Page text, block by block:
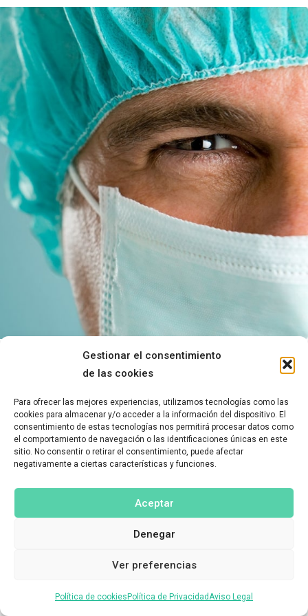
Gestionar el consentimiento
de las cookies
Para ofrecer las mejores experiencias, utilizamos tecnologías como las
cookies para almacenar y/o acceder a la información del dispositivo. El
consentimiento de estas tecnologías nos permitirá procesar datos como
el comportamiento de navegación o las identificaciones únicas en este
sitio. No consentir o retirar el consentimiento, puede afectar
negativamente a ciertas características y funciones.
Aceptar
Denegar
Ver preferencias
Política de cookies Política de PrivacidadAviso Legal